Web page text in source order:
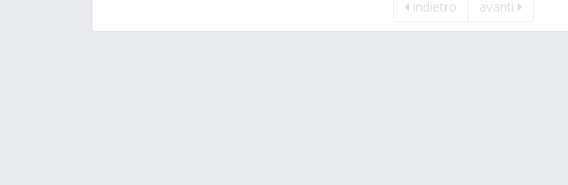
indietro avanti